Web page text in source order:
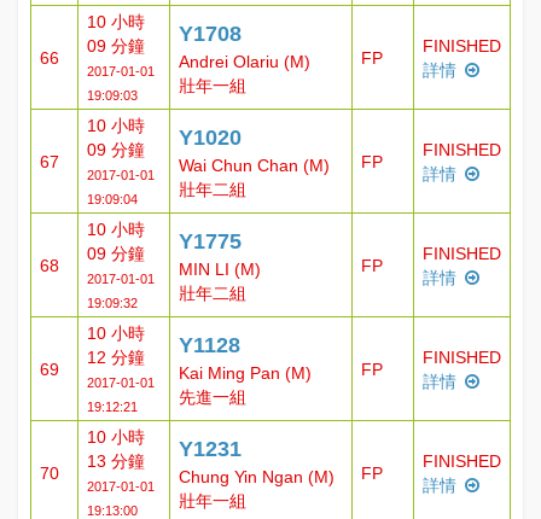
66
10 小時
09 分鐘
2017-01-01
19:09:03
Y1708
Andrei Olariu (M)
壯年一組
FP
FINISHED
詳情
67
10 小時
09 分鐘
2017-01-01
19:09:04
Y1020
Wai Chun Chan (M)
壯年二組
FP
FINISHED
詳情
68
10 小時
09 分鐘
2017-01-01
19:09:32
Y1775
MIN LI (M)
壯年二組
FP
FINISHED
詳情
69
10 小時
12 分鐘
2017-01-01
19:12:21
Y1128
Kai Ming Pan (M)
先進一組
FP
FINISHED
詳情
70
10 小時
13 分鐘
2017-01-01
19:13:00
Y1231
Chung Yin Ngan (M)
壯年一組
FP
FINISHED
詳情